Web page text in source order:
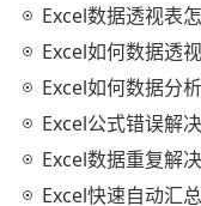
Excel数据透视表怎么
Excel如何数据透视表
Excel如何数据分析销
Excel公式错误解
Excel数据重复解
Excel快速自动汇